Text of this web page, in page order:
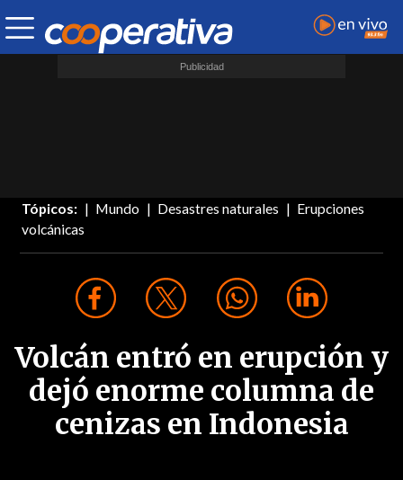
Tópicos: Mundo Desastres naturales
Erupciones
volcánicas
Volcán entró en erupción y
dejó enorme columna de
cenizas en Indonesia